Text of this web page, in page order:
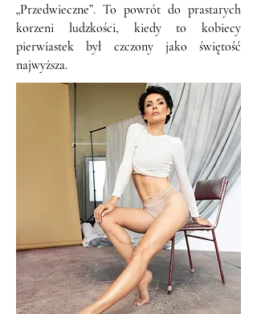
„Przedwieczne”. To powrót do prastarych
korzeni ludzkości, kiedy to kobiecy
pierwiastek był czczony jako świętość
najwyższa.